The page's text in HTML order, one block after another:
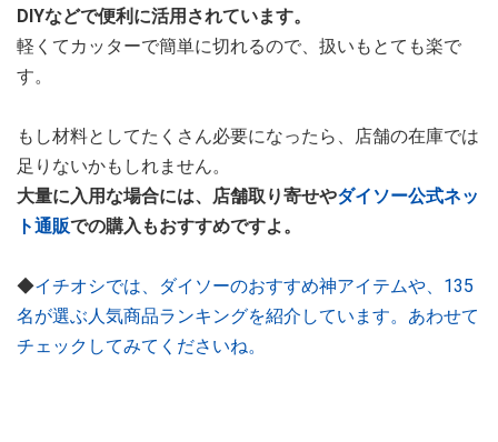
DIYなどで便利に活用されています。
軽くてカッターで簡単に切れるので、扱いもとても楽で
す。
もし材料としてたくさん必要になったら、店舗の在庫では
足りないかもしれません。
大量に入用な場合には、店舗取り寄せやダイソー公式ネッ
ト通販での購入もおすすめですよ。
◆イチオシでは、ダイソーのおすすめ神アイテムや、135
名が選ぶ人気商品ランキングを紹介しています。あわせて
チェックしてみてくださいね。